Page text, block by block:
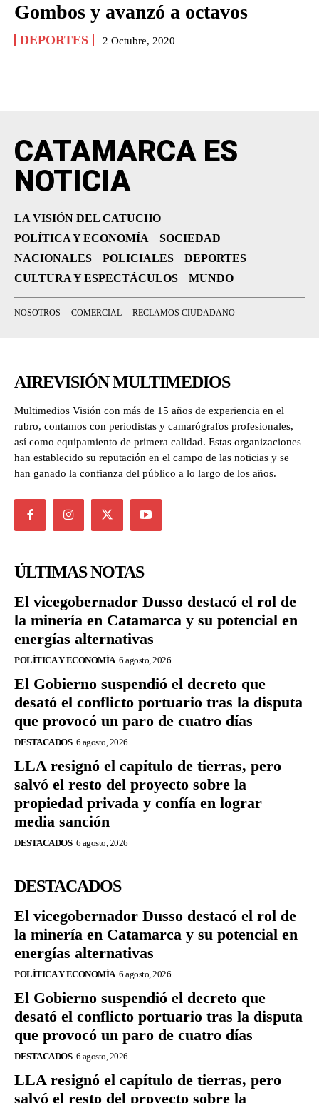
Gombos y avanzó a octavos
DEPORTES 2 Octubre, 2020
CATAMARCA ES
NOTICIA
LA VISIÓN DEL CATUCHO
POLÍTICA Y ECONOMÍA
SOCIEDAD
NACIONALES
POLICIALES
DEPORTES
CULTURA Y ESPECTÁCULOS
MUNDO
NOSOTROS COMERCIAL RECLAMOS CIUDADANO
AIREVISIÓN MULTIMEDIOS
Multimedios Visión con más de 15 años de experiencia en el
rubro, contamos con periodistas y camarógrafos profesionales,
así como equipamiento de primera calidad. Estas organizaciones
han establecido su reputación en el campo de las noticias y se
han ganado la confianza del público a lo largo de los años.
ÚLTIMAS NOTAS
El vicegobernador Dusso destacó el rol de
la minería en Catamarca y su potencial en
energías alternativas
POLÍTICA Y ECONOMÍA 6 agosto, 2026
El Gobierno suspendió el decreto que
desató el conflicto portuario tras la disputa
que provocó un paro de cuatro días
DESTACADOS 6 agosto, 2026
LLA resignó el capítulo de tierras, pero
salvó el resto del proyecto sobre la
propiedad privada y confía en lograr
media sanción
DESTACADOS 6 agosto, 2026
DESTACADOS
El vicegobernador Dusso destacó el rol de
la minería en Catamarca y su potencial en
energías alternativas
POLÍTICA Y ECONOMÍA 6 agosto, 2026
El Gobierno suspendió el decreto que
desató el conflicto portuario tras la disputa
que provocó un paro de cuatro días
DESTACADOS 6 agosto, 2026
LLA resignó el capítulo de tierras, pero
salvó el resto del proyecto sobre la